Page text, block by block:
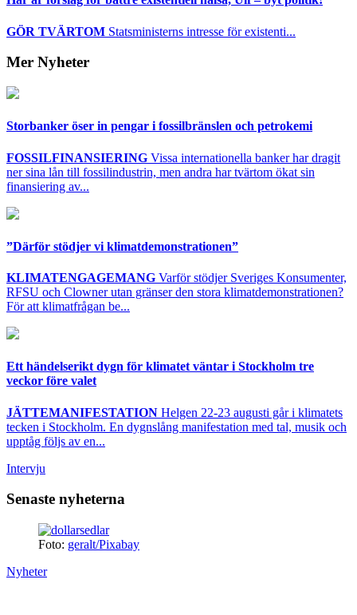
GÖR TVÄRTOM Statsministerns intresse för existenti...
Mer Nyheter
Storbanker öser in pengar i fossilbränslen och petrokemi
FOSSILFINANSIERING Vissa internationella banker har dragit
ner sina lån till fossilindustrin, men andra har tvärtom ökat sin
finansiering av...
”Därför stödjer vi klimatdemonstrationen”
KLIMATENGAGEMANG Varför stödjer Sveriges Konsumenter,
RFSU och Clowner utan gränser den stora klimatdemonstrationen?
För att klimatfrågan be...
Ett händelserikt dygn för klimatet väntar i Stockholm tre
veckor före valet
JÄTTEMANIFESTATION Helgen 22-23 augusti går i klimatets
tecken i Stockholm. En dygnslång manifestation med tal, musik och
upptåg följs av en...
Intervju
Senaste nyheterna
Foto: geralt/Pixabay
Nyheter